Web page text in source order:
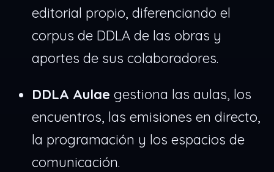
editorial propio, diferenciando el
corpus de DDLA de las obras y
aportes de sus colaboradores.
DDLA Aulae gestiona las aulas, los
encuentros, las emisiones en directo,
la programación y los espacios de
comunicación.